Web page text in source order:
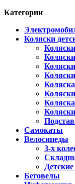
Категории
Коляски
Самокаты
Велосипеды
3-х
Беговелы